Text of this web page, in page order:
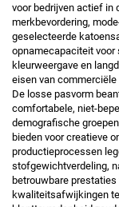
voor bedrijven actief in
merkbevordering,
geselecteerde
opnamecapaciteit voor
kleurweergave en
eisen van
De losse pasvorm
comfortabele, niet-
demografische
bieden voor creatieve
productieprocessen
stofgewichtverdeling,
betrouwbare
kwaliteitsafwijkingen